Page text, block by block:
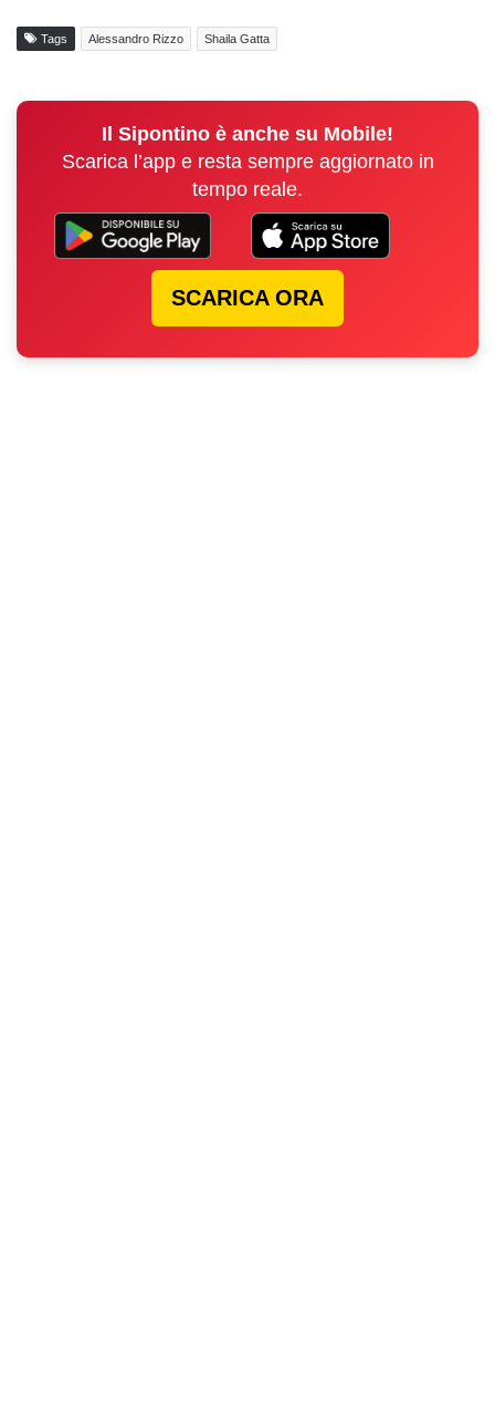
Tags Alessandro Rizzo Shaila Gatta
Il Sipontino è anche su Mobile!
Scarica l’app e resta sempre aggiornato in
tempo reale.
SCARICA ORA